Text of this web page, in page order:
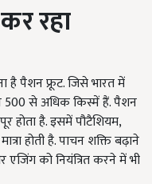
रहा
है पैशन फ्रूट. जिसे भारत में
500 से अधिक किस्में हैं. पैशन
होता है. इसमें पौटैशियम,
होती है. पाचन शक्ति बढ़ाने
को नियंत्रित करने में भी